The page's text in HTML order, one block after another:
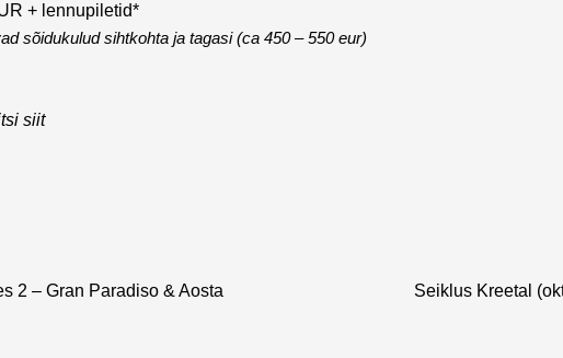
+ lennupiletid*
sõidukulud sihtkohta ja tagasi (ca 450 – 550 eur)
siit
2 – Gran Paradiso & Aosta
Seiklus Kreetal